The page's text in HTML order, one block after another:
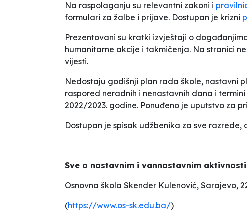
Na raspolaganju su relevantni zakoni i
formulari za žalbe i prijave. Dostupan je krizni
Prezentovani su kratki izvještaji o
humanitarne akcije i takmičenja. Na stranici
vijesti.
Nedostaju godišnji plan rada škole, nastavni
raspored neradnih i nenastavnih dana i
2022/2023. godine. Ponuđeno je uputstvo za
Dostupan je spisak udžbenika za sve razrede,
Sve o nastavnim i vannastavnim
Osnovna škola Skender Kulenović, Sarajevo,
(https://www.os-sk.edu.ba/)